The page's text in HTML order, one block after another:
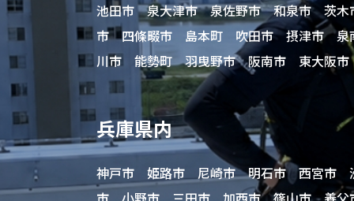
池田市 泉大津市 泉佐野市 和泉市 茨
市 四條畷市 島本町 吹田市 摂津市
川市 能勢町 羽曳野市 阪南市 東大阪
兵庫県内
神戸市 姫路市 尼崎市 明石市 西宮市